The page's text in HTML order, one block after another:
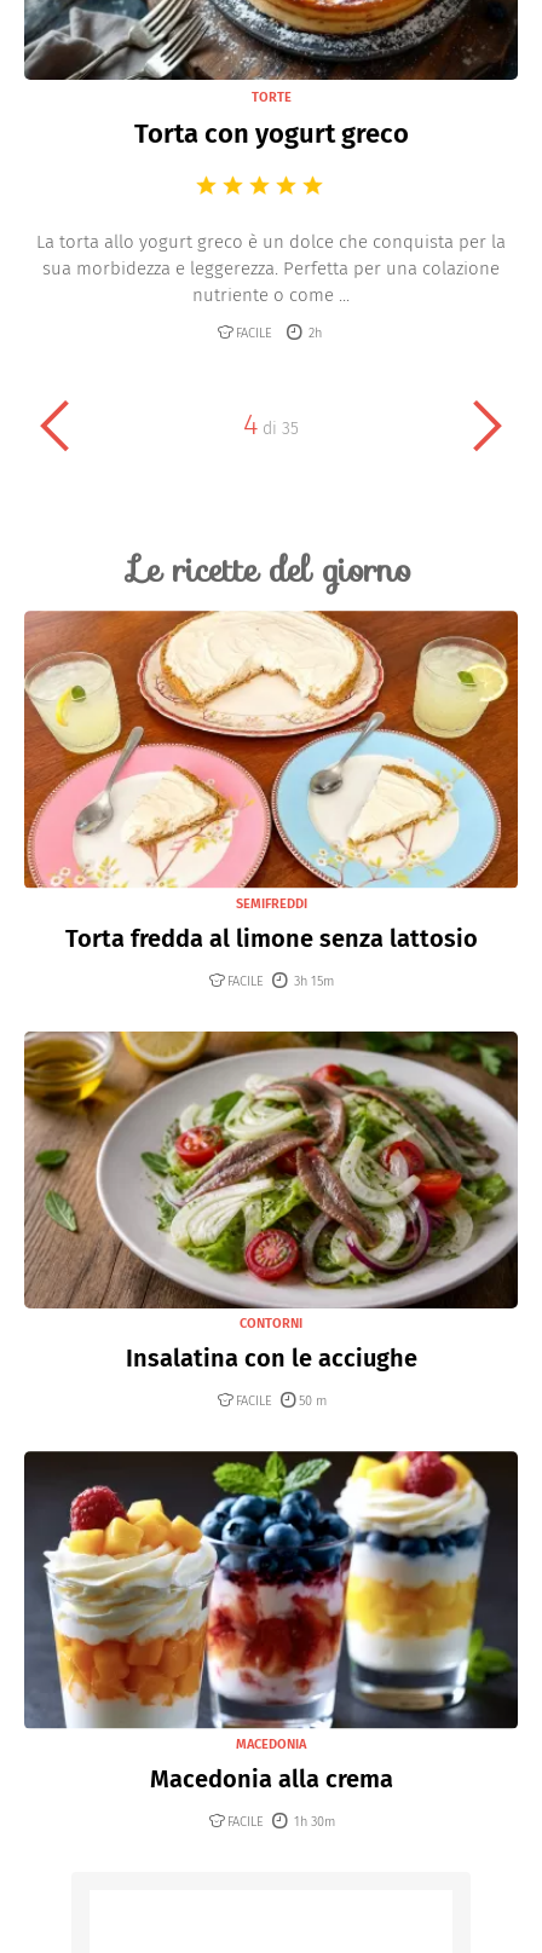
TORTE
Torta con yogurt greco
La torta allo yogurt greco è un dolce che conquista per la
sua morbidezza e leggerezza. Perfetta per una colazione
nutriente o come ...
FACILE 2h
4 di 35
Le ricette del giorno
SEMIFREDDI
Torta fredda al limone senza lattosio
FACILE 3h 15m
CONTORNI
Insalatina con le acciughe
FACILE 50 m
MACEDONIA
Macedonia alla crema
FACILE 1h 30m